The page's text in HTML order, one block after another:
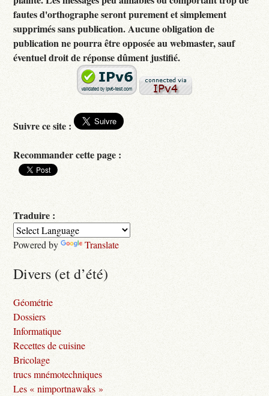
fautes d'orthographe seront purement et simplement
supprimés sans publication. Aucune obligation de
publication ne pourra être opposée au webmaster, sauf
éventuel droit de réponse dûment justifié.
Suivre ce site :
Recommander cette page :
Traduire :
Powered by Translate
Divers (et d’été)
Géométrie
Dossiers
Informatique
Recettes de cuisine
Bricolage
trucs mnémotechniques
Les « nimportnawaks »